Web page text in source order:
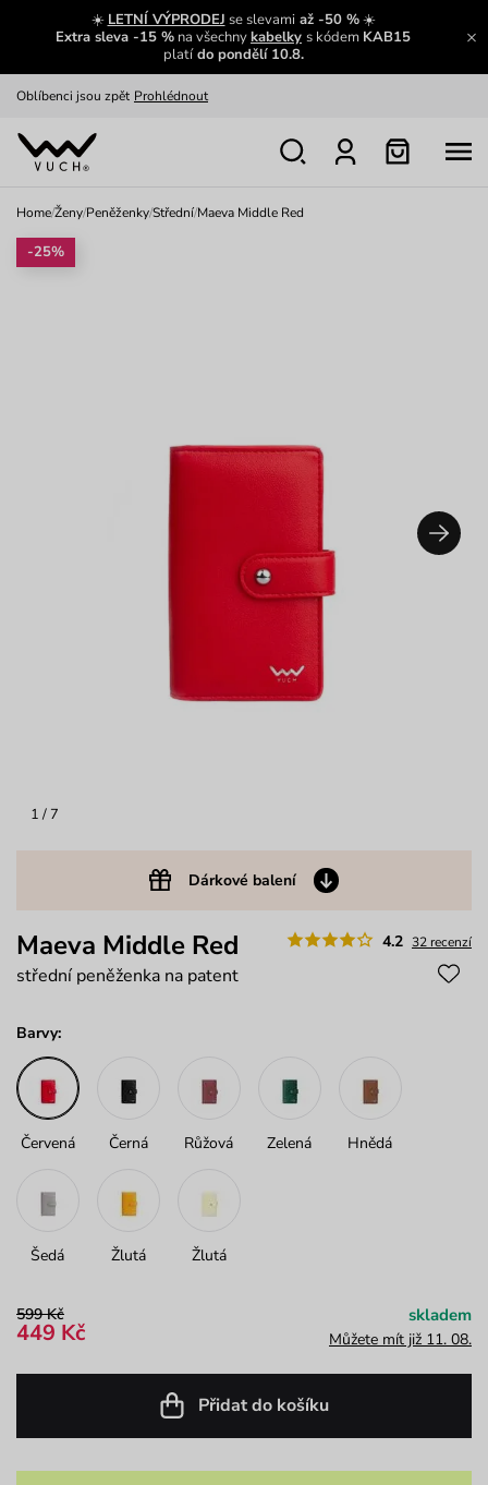
☀️ LETNÍ VÝPRODEJ se slevamiaž -50 %☀️
Extra sleva -15 % na všechnykabelky s kódem KAB15
platído pondělí 10.8.
Zobrazit
Oblíbenci jsou zpět Prohlédnout
Nech se inspirovat
Home/Ženy/Peněženky/Střední/Maeva Middle Red
1 / 7
Dárkové balení
-25%
4.2 32 recenzí
Maeva Middle Red
střední peněženka na patent
Barvy:
Červená Černá Růžová Zelená Hnědá
Šedá Žlutá Žlutá
599 Kč
449 Kč
skladem
Můžete mít již 11. 08.
Přidat do košíku